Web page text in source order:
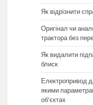
Як відрізнити
Оригінал чи
трактора без
Як видалити
блиск
Електропривод
якими
об’єктах